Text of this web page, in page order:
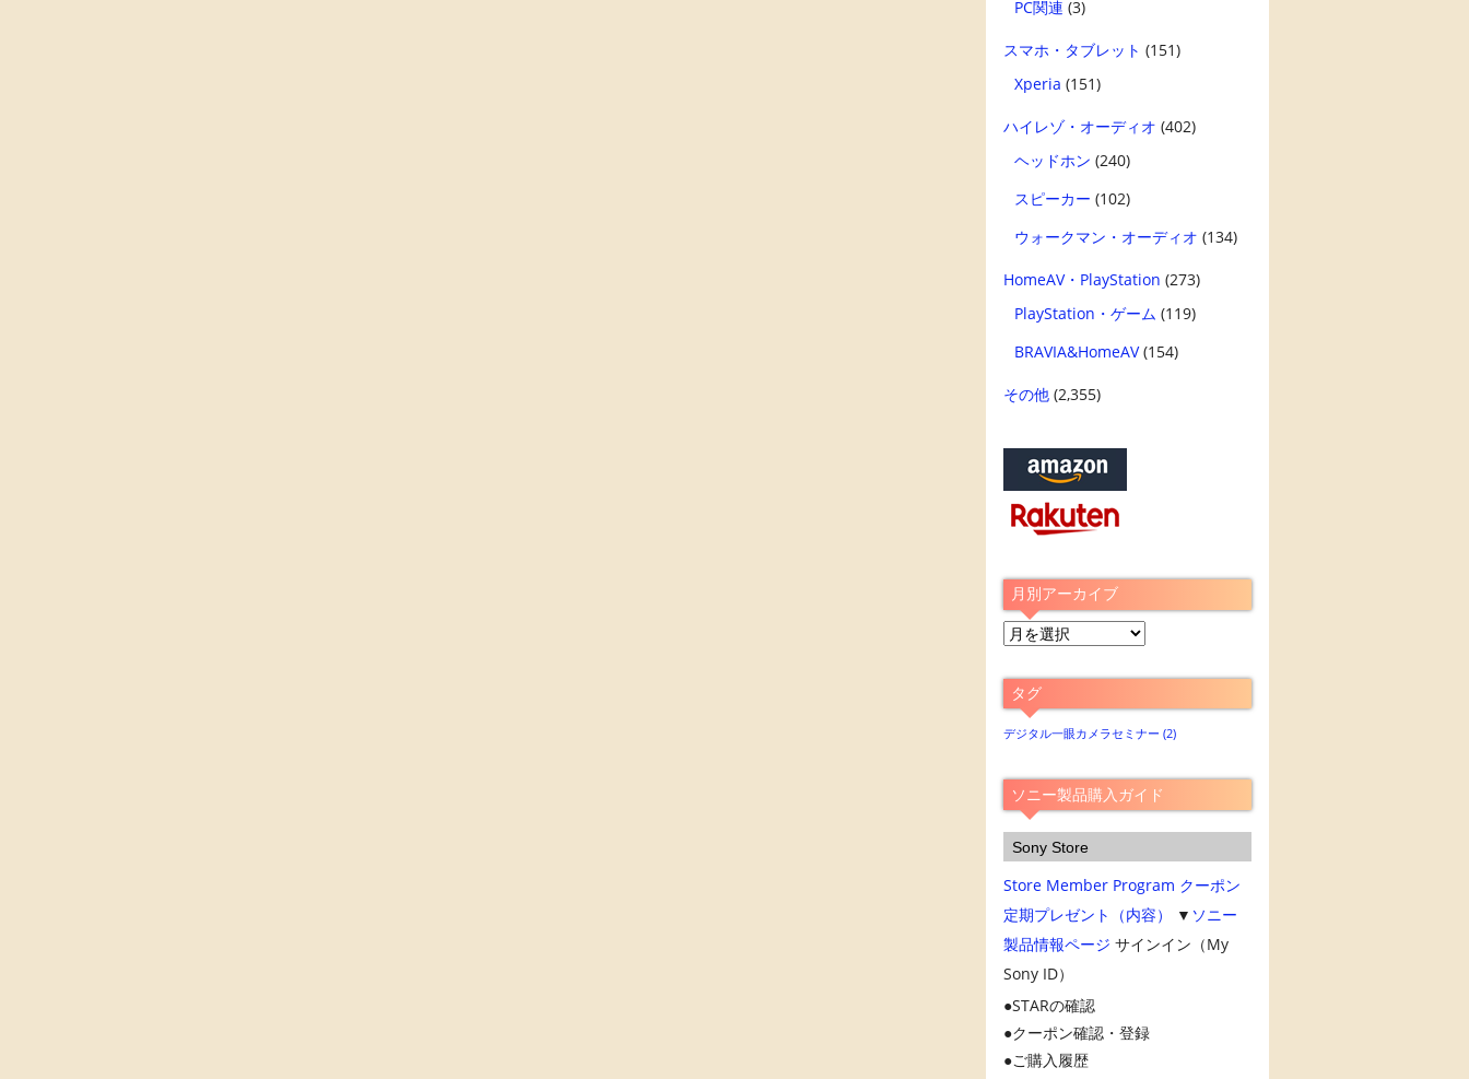
PC関連 (3)
スマホ・タブレット (151)
Xperia (151)
ハイレゾ・オーディオ (402)
ヘッドホン (240)
スピーカー (102)
ウォークマン・オーディオ (134)
HomeAV・PlayStation (273)
PlayStation・ゲーム (119)
BRAVIA&HomeAV(154)
その他(2,355)
月別アーカイブ
月
ア
ー
カ
ブ
タグ
デジタル一眼カメラセミナー (2)
ソニー製品購入ガイド
Sony Store
Store Member Program クーポン
定期プレゼント（内容）
▼ ソニー
製品情報ページ サインイン（My
Sony ID）
STARの確認
クーポン確認・登録
ご購入履歴